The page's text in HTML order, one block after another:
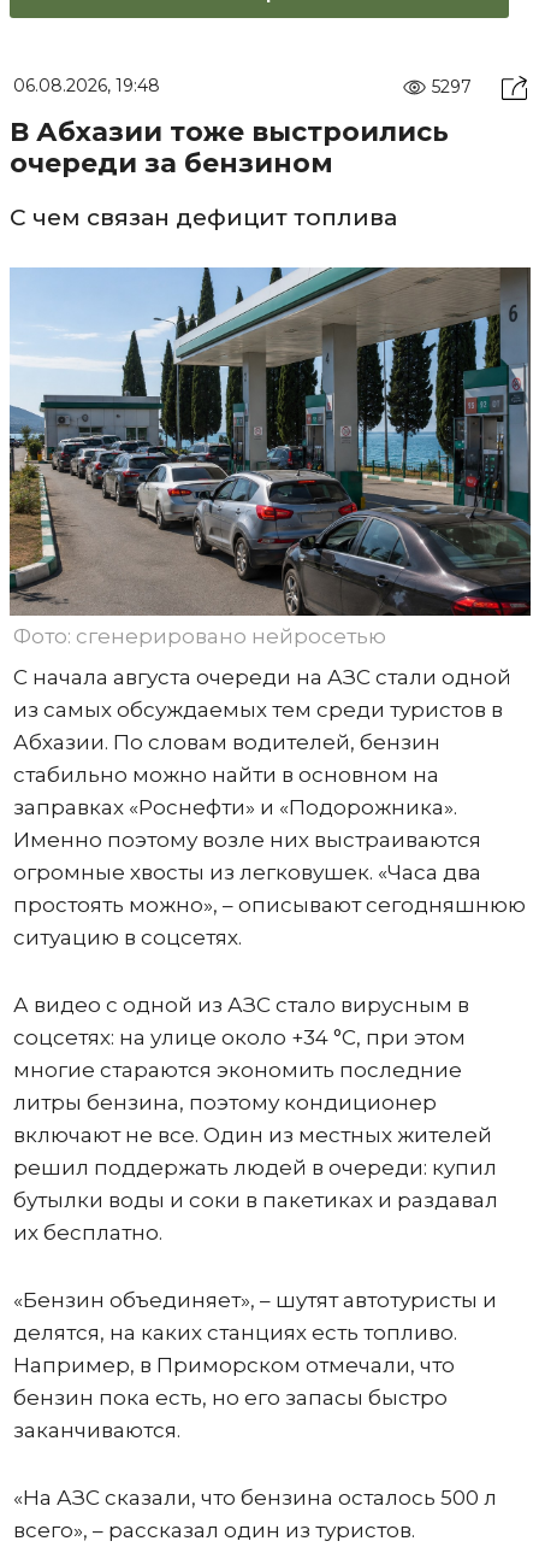
06.08.2026, 19:48 5297
В Абхазии тоже выстроились
очереди за бензином
С чем связан дефицит топлива
Фото: сгенерировано нейросетью
С начала августа очереди на АЗС стали одной
из самых обсуждаемых тем среди туристов в
Абхазии. По словам водителей, бензин
стабильно можно найти в основном на
заправках «Роснефти» и «Подорожника».
Именно поэтому возле них выстраиваются
огромные хвосты из легковушек. «Часа два
простоять можно», – описывают сегодняшнюю
ситуацию в соцсетях.
А видео с одной из АЗС стало вирусным в
соцсетях: на улице около +34 °C, при этом
многие стараются экономить последние
литры бензина, поэтому кондиционер
включают не все. Один из местных жителей
решил поддержать людей в очереди: купил
бутылки воды и соки в пакетиках и раздавал
их бесплатно.
«Бензин объединяет», – шутят автотуристы и
делятся, на каких станциях есть топливо.
Например, в Приморском отмечали, что
бензин пока есть, но его запасы быстро
заканчиваются.
«На АЗС сказали, что бензина осталось 500 л
всего», – рассказал один из туристов.